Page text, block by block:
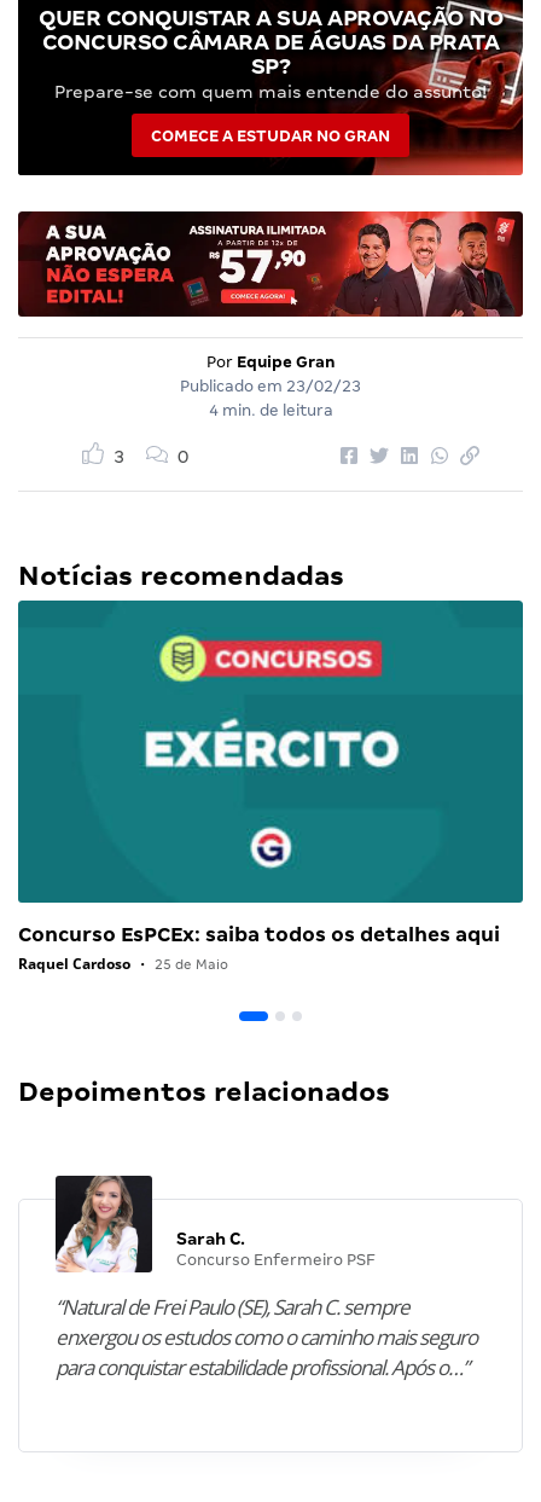
QUER CONQUISTAR A SUA APROVAÇÃO NO
CONCURSO CÂMARA DE ÁGUAS DA PRATA
SP?
Prepare-se com quem mais entende do assunto!
COMECE A ESTUDAR NO GRAN
Por Equipe Gran
Publicado em 23/02/23
4 min. de leitura
3 0
Notícias recomendadas
Concurso EsPCEx: saiba todos os detalhes aqui
Raquel Cardoso • 25 de Maio
Depoimentos relacionados
Sarah C.
Concurso Enfermeiro PSF
“Natural de Frei Paulo (SE), Sarah C. sempre
enxergou os estudos como o caminho mais seguro
para conquistar estabilidade profissional. Após o…”